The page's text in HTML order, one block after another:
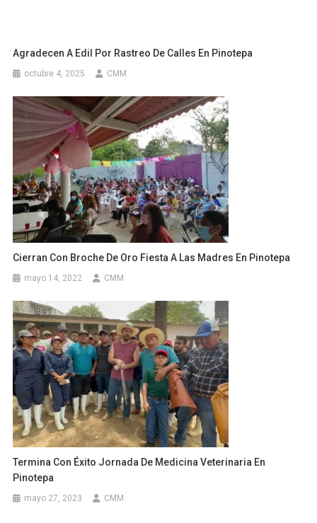
Agradecen A Edil Por Rastreo De Calles En Pinotepa
octubre 4, 2025 CMM
Cierran Con Broche De Oro Fiesta A Las Madres En Pinotepa
mayo 14, 2022 CMM
Termina Con Éxito Jornada De Medicina Veterinaria En
Pinotepa
mayo 27, 2023 CMM